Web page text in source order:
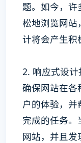
题。如今，许
松地浏览网站
计将会产生积
2. 响应式设计
确保网站在各
户的体验，并
完成的任务。
网站，并且发